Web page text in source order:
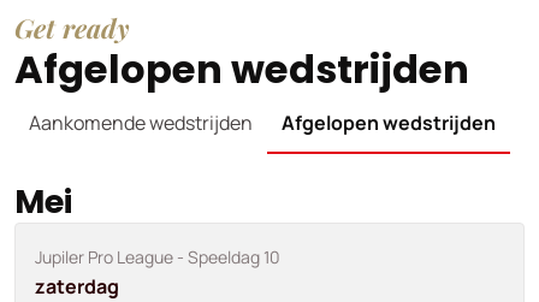
Get ready
Afgelopen wedstrijden
Aankomende wedstrijden Afgelopen wedstrijden
Mei
Jupiler Pro League - Speeldag 10
zaterdag